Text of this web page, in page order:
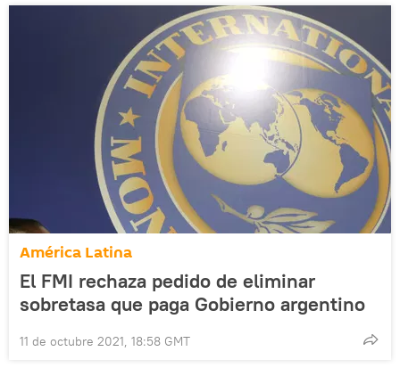
América Latina
El FMI rechaza pedido de eliminar
sobretasa que paga Gobierno argentino
11 de octubre 2021, 18:58 GMT